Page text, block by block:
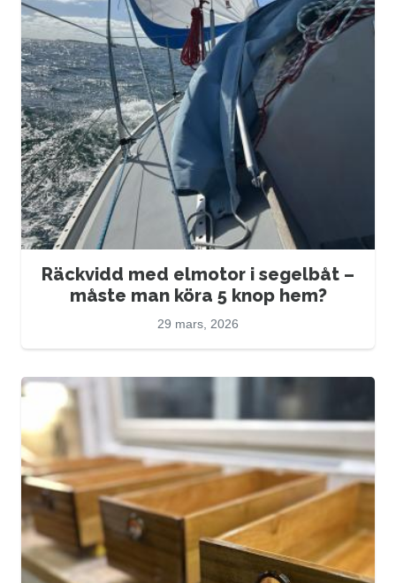
Räckvidd med elmotor i segelbåt –
måste man köra 5 knop hem?
29 mars, 2026